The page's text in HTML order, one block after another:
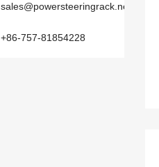
sales@powersteeringrack.net
+86-757-81854228